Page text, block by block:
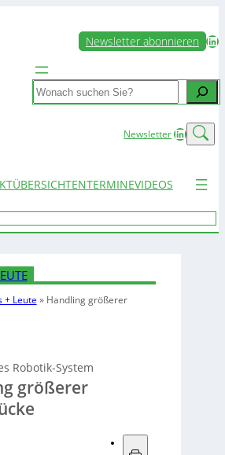
Newsletter abonnieren LinkedIn
Search
NewsletterLinkedIn
TERMINEVIDEOS
+ Leute » Handling größerer
Robotik-System
größerer